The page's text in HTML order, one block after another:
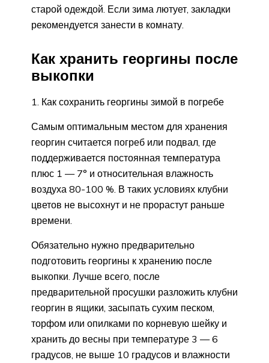
старой одеждой. Если зима лютует, закладки
рекомендуется занести в комнату.
Как хранить георгины после
выкопки
1. Как сохранить георгины зимой в погребе
Самым оптимальным местом для хранения
георгин считается погреб или подвал, где
поддерживается постоянная температура
плюс 1 — 7° и относительная влажность
воздуха 80-100 %. В таких условиях клубни
цветов не высохнут и не прорастут раньше
времени.
Обязательно нужно предварительно
подготовить георгины к хранению после
выкопки. Лучше всего, после
предварительной просушки разложить клубни
георгин в ящики, засыпать сухим песком,
торфом или опилками по корневую шейку и
хранить до весны при температуре 3 — 6
градусов, не выше 10 градусов и влажности